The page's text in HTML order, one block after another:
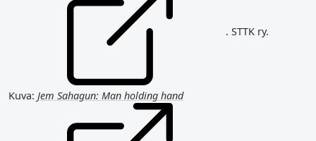
. STTK ry.
Kuva: Jem Sahagun: Man holding hand